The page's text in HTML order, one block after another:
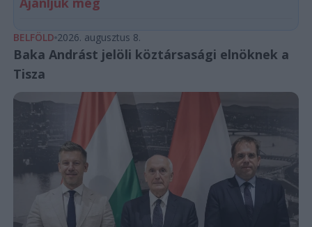
BELFÖLD 2026. augusztus 8.
Baka Andrást jelöli köztársasági elnöknek a
Tisza